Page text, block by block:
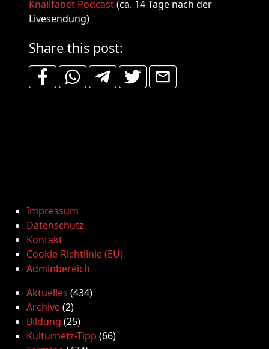
Knallfabet Podcast(ca. 14 Tage nach der
Livesendung)
Share this post:
Impressum
Datenschutz
Kontakt
Cookie-Richtlinie (EU)
Adminbereich
Aktuelles (434)
Archive(2)
Bildung (25)
Kulturnetz-Tipp (66)